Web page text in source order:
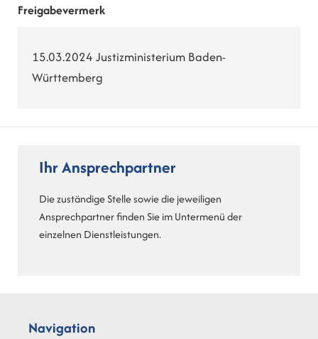
Freigabevermerk
15.03.2024 Justizministerium Baden-
Württemberg
Ihr Ansprechpartner
Die zuständige Stelle sowie die jeweiligen
Ansprechpartner finden Sie im Untermenü der
einzelnen Dienstleistungen.
Navigation